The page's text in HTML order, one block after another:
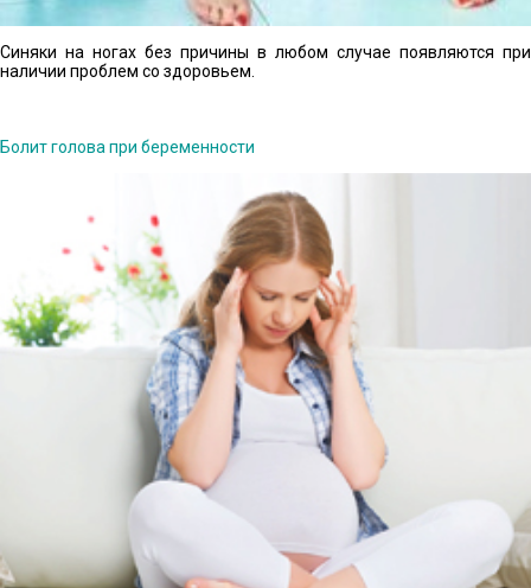
Синяки на ногах без причины в любом случае появляются при
наличии проблем со здоровьем.
Болит голова при беременности